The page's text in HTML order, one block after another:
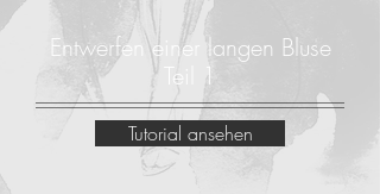
Entwerfen einer langen Bluse
Teil 1
Tutorial ansehen